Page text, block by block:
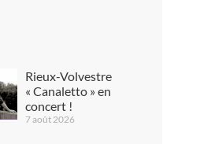
Rieux-Volvestre
« Canaletto » en
concert !
7 août 2026